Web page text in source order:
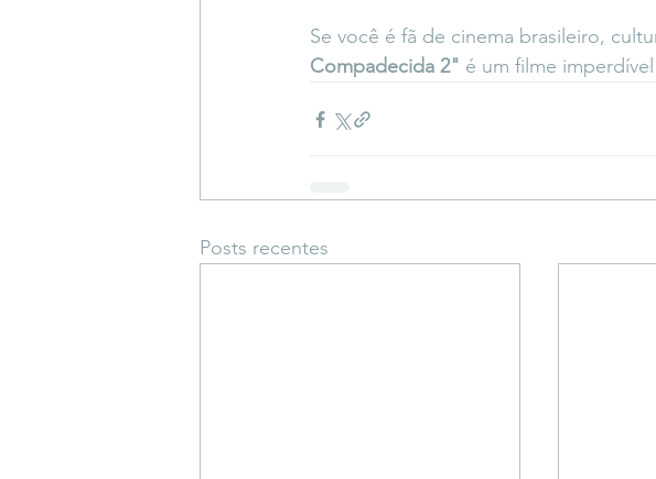
Se você é fã de cinema brasileiro,
Compadecida 2" é um filme
Posts recentes